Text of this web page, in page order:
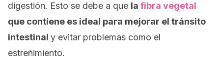
digestión. Esto se debe a que la fibra vegetal
que contiene es ideal para mejorar el tránsito
intestinal y evitar problemas como el
estreñimiento.